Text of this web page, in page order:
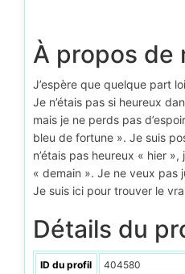
À propos de
J’espère que quelque part
Je n’étais pas si heureux
mais je ne perds pas
bleu de fortune ». Je suis
n’étais pas heureux « hier
« demain ». Je ne veux pas
Je suis ici pour trouver le
Détails du
ID du profil 404580